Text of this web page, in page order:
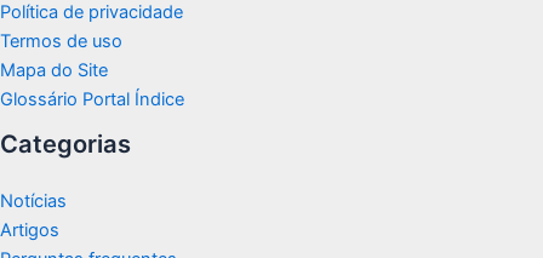
Política de privacidade
Termos de uso
Mapa do Site
Glossário Portal Índice
Categorias
Notícias
Artigos